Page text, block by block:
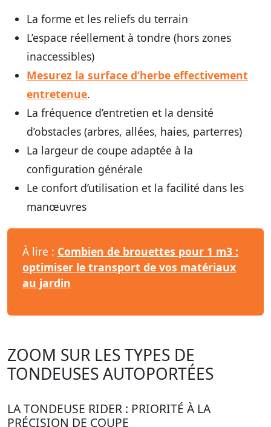
La forme et les reliefs du terrain
L’espace réellement à tondre (hors zones
inaccessibles)
Mesurez la surface d’herbe effectivement
entretenue.
La fréquence d’entretien et la densité
d’obstacles (arbres, allées, haies, parterres)
La largeur de coupe adaptée à la
configuration générale
Le confort d’utilisation et la facilité dans les
manœuvres
À lire : Combien de brouettes pour 1 m3 :
optimiser le transport de vos matériaux
au jardin
ZOOM SUR LES TYPES DE
TONDEUSES AUTOPORTÉES
LA TONDEUSE RIDER : PRIORITÉ À LA
PRÉCISION DE COUPE